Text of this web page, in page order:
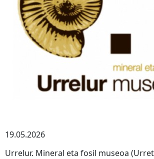
19.05.2026
Urrelur. Mineral eta fosil museoa